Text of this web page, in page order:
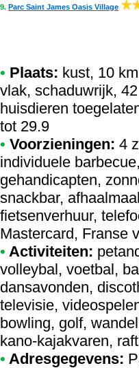
9. Parc Saint James Oasis Village
• Plaats: kust, 10
vlak, schaduwrijk,
huisdieren
tot 29.9
• Voorzieningen: 4
individuele
gehandicapten,
snackbar,
fietsenverhuur,
Mastercard, Franse
• Activiteiten:
volleybal, voetbal,
dansavonden,
televisie,
bowling, golf,
kano-kajakvaren,
• Adresgegevens: